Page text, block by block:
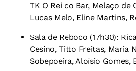
TK O Rei do Bar, Melaço de
Lucas Melo, Eline Martins,
Sala de Reboco (17h30):
Cesino, Titto Freitas, Maria
Sobepoeira, Aloísio Gomes,